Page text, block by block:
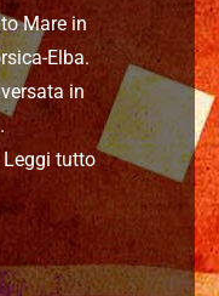
Mare in
Elba.
in
Leggi tutto